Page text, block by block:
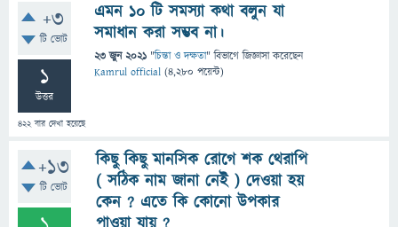
+3
টি ভোট
1
উত্তর
422বার দেখা হয়েছে
এমন ১০ টি সমস্যা কথা বলুন যা
সমাধান করা সম্ভব না।
23 জুন 2021 "চিন্তা ও দক্ষতা" বিভাগে জিজ্ঞাসাকরেছেন
Kamrul official (4,280 পয়েন্ট)
+13
টি ভোট
কিছু কিছু মানসিক রোগে শক থেরাপি
( সঠিক নাম জানা নেই ) দেওয়া হয়
কেন ? এতে কি কোনো উপকার